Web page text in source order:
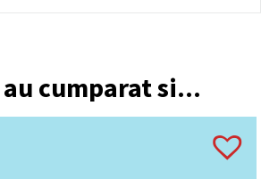
cumparat si...